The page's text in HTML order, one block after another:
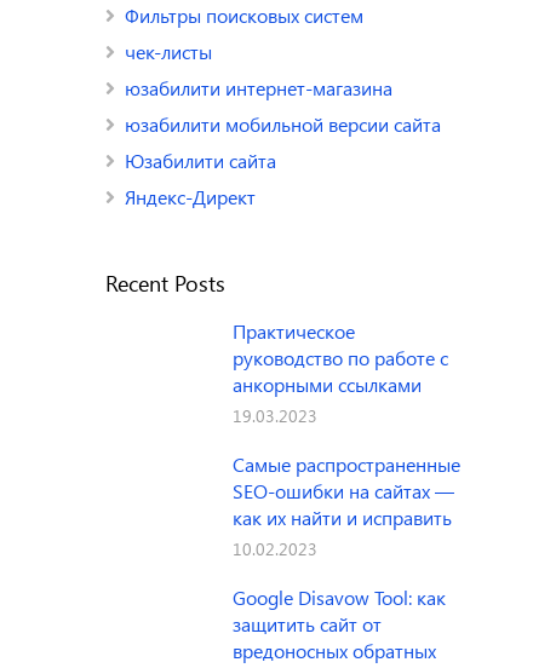
Фильтры поисковых систем
чек-листы
юзабилити интернет-магазина
юзабилити мобильной версии сайта
Юзабилити сайта
Яндекс-Директ
Recent Posts
Практическое
руководство по работе с
анкорными ссылками
19.03.2023
Самые распространенные
SEO-ошибки на сайтах —
как их найти и исправить
10.02.2023
Google Disavow Tool: как
защитить сайт от
вредоносных обратных